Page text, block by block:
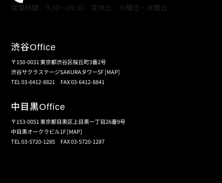
営業時間：9:30～19:30 定休日：火曜日・水曜日
渋谷Office
〒150-0031 東京都渋谷区桜丘町3番2号
渋谷サクラステージSAKURAタワー5F[MAP]
TEL 03-6412-8821 FAX 03-6412-8841
中目黒Office
〒153-0051 東京都目黒区上目黒一丁目26番9号
中目黒オークラビル1F[MAP]
TEL 03-5720-1285 FAX 03-5720-1287